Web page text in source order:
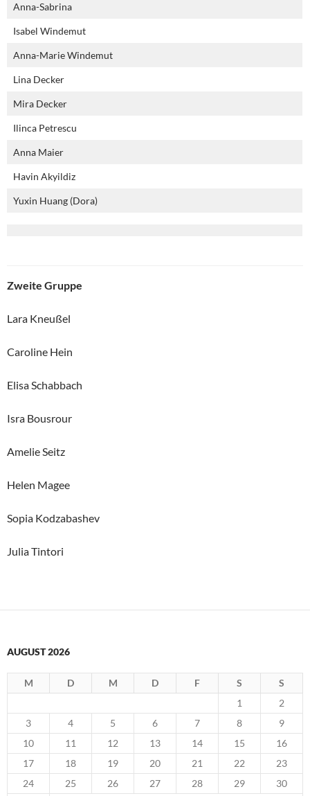
Anna-Sabrina
Isabel Windemut
Anna-Marie Windemut
Lina Decker
Mira Decker
Ilinca Petrescu
Anna Maier
Havin Akyildiz
Yuxin Huang (Dora)
Zweite Gruppe
Lara Kneußel
Caroline Hein
Elisa Schabbach
Isra Bousrour
Amelie Seitz
Helen Magee
Sopia Kodzabashev
Julia Tintori
AUGUST 2026
M D M D F S
S
1
2
3
4 5 6 7 8
9
10
11 12 13 14 15
16
17
18 19 20 21 22
23
24
25 26 27 28 29
30